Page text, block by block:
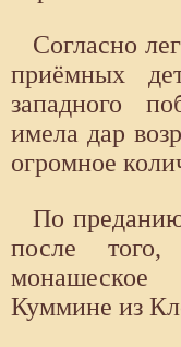
Согласно
приёмных
западного
имела дар
огромное
По
после
монашеское
Куммине из